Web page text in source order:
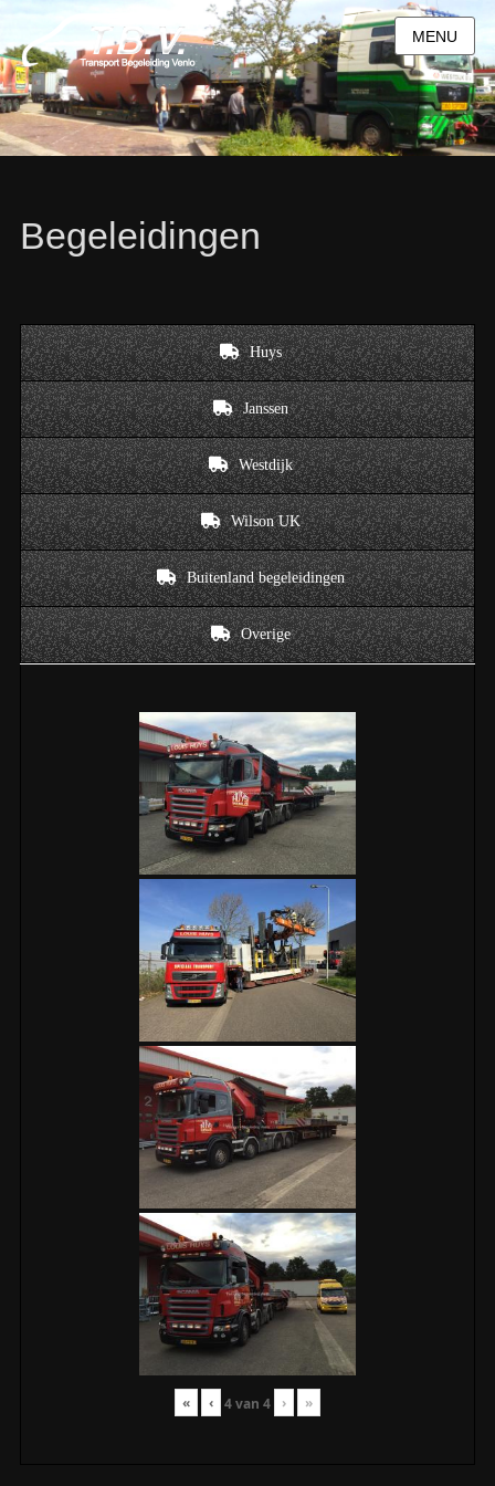
MENU
Begeleidingen
Huys
Janssen
Westdijk
Wilson UK
Buitenland begeleidingen
Overige
« ‹ 4van 4 › »